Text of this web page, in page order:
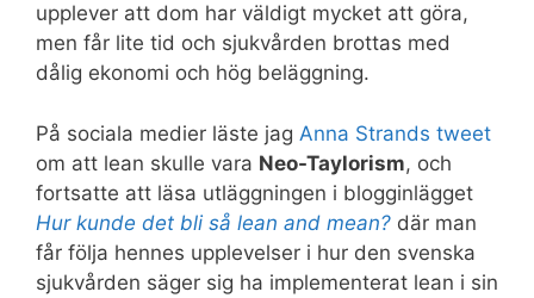
upplever att dom har väldigt mycket att göra,
men får lite tid och sjukvården brottas med
dålig ekonomi och hög beläggning.
På sociala medier läste jag Anna Strands tweet
om att lean skulle vara Neo-Taylorism, och
fortsatte att läsa utläggningen i blogginlägget
Hur kunde det bli så lean and mean? där man
får följa hennes upplevelser i hur den svenska
sjukvården säger sig ha implementerat lean i sin